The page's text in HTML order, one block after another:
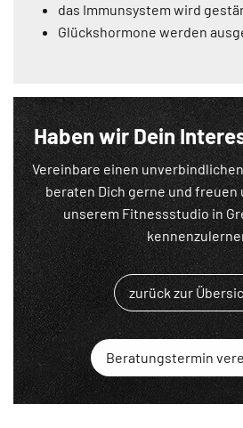
das Immunsystem wird
Glückshormone werden
Haben wir Dein
Vereinbare einen
beraten Dich gerne und freuen
unserem Fitnessstudio in
zurück zur
Beratungstermin